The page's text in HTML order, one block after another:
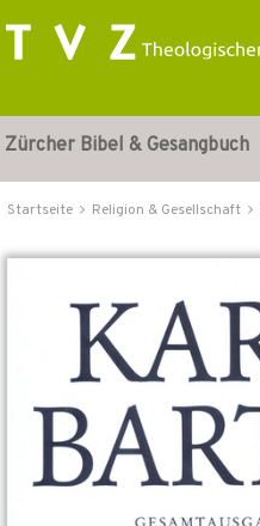
Zürcher Bibel & Gesangbuch
Startseite Religion & Gesellschaft